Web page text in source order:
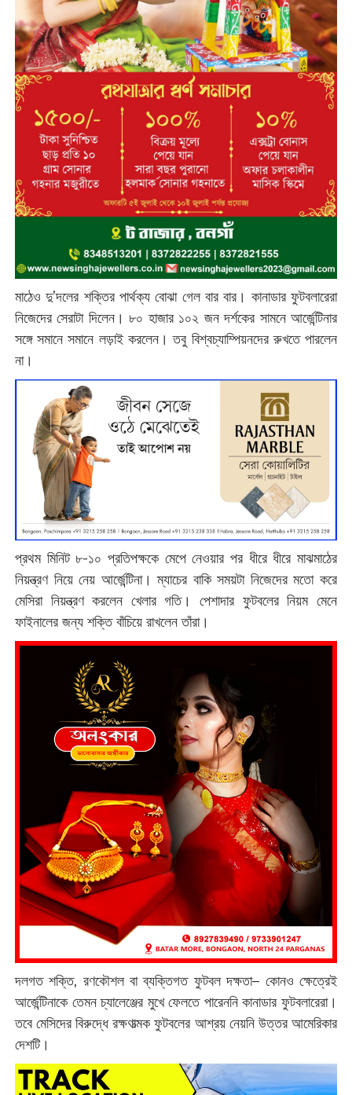
মাঠেও দু’দলের শক্তির পার্থক্য বোঝা গেল বার বার। কানাডার ফুটবলারেরা
নিজেদের সেরাটা দিলেন। ৮০ হাজার ১০২ জন দর্শকের সামনে আর্জেন্টিনার
সঙ্গে সমানে সমানে লড়াই করলেন। তবু বিশ্বচ্যাম্পিয়নদের রুখতে পারলেন
না।
প্রথম মিনিট ৮-১০ প্রতিপক্ষকে মেপে নেওয়ার পর ধীরে ধীরে মাঝমাঠের
নিয়ন্ত্রণ নিয়ে নেয় আর্জেন্টিনা। ম্যাচের বাকি সময়টা নিজেদের মতো করে
মেসিরা নিয়ন্ত্রণ করলেন খেলার গতি। পেশাদার ফুটবলের নিয়ম মেনে
ফাইনালের জন্য শক্তি বাঁচিয়ে রাখলেন তাঁরা।
দলগত শক্তি, রণকৌশল বা ব্যক্তিগত ফুটবল দক্ষতা– কোনও ক্ষেত্রেই
আর্জেন্টিনাকে তেমন চ্যালেঞ্জের মুখে ফেলতে পারেননি কানাডার ফুটবলারেরা।
তবে মেসিদের বিরুদ্ধে রক্ষণাত্মক ফুটবলের আশ্রয় নেয়নি উত্তর আমেরিকার
দেশটি।